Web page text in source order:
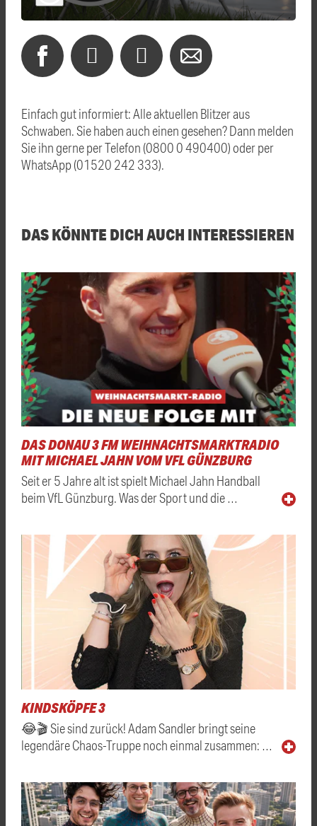
Einfach gut informiert: Alle aktuellen Blitzer aus
Schwaben. Sie haben auch einen gesehen? Dann melden
Sie ihn gerne per Telefon (0800 0 490400) oder per
WhatsApp (01520 242 333).
DAS KÖNNTE DICH AUCH INTERESSIEREN
DAS DONAU 3 FM WEIHNACHTSMARKTRADIO
MIT MICHAEL JAHN VOM VFL GÜNZBURG
Seit er 5 Jahre alt ist spielt Michael Jahn Handball
beim VfL Günzburg. Was der Sport und die …
KINDSKÖPFE 3
😂🎬 Sie sind zurück! Adam Sandler bringt seine
legendäre Chaos-Truppe noch einmal zusammen: …